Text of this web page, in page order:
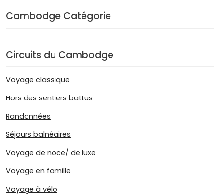
Cambodge Catégorie
Circuits du Cambodge
Voyage classique
Hors des sentiers battus
Randonnées
Séjours balnéaires
Voyage de noce/ de luxe
Voyage en famille
Voyage à vélo